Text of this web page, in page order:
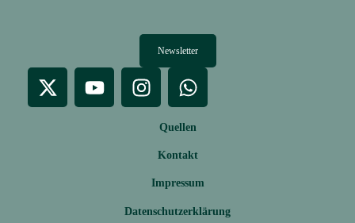
Newsletter
Quellen
Kontakt
Impressum
Datenschutzerklärung